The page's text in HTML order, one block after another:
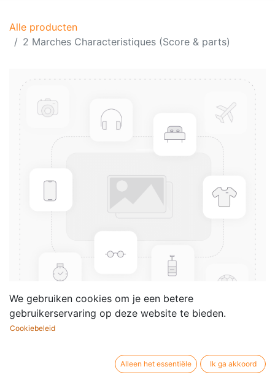
Alle producten
2 Marches Characteristiques (Score & parts)
2 Marches Characteristiques
(Score & parts)
We gebruiken cookies om je een betere
gebruikerservaring op deze website te bieden.
Cookiebeleid
Alleen het essentiële Ik ga akkoord